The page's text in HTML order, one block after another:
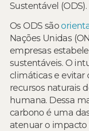
Sustentável (ODS).
Os ODS são
Nações Unidas
empresas
sustentáveis. O
climáticas e evitar
recursos naturais
humana. Dessa
carbono é uma
atenuar o impacto